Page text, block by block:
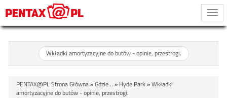
Wkładki amortyzacyjne do butów - opinie, przestrogi.
PENTAX@PL Strona Główna»Gdzie... » Hyde Park»Wkładki
amortyzacyjne do butów - opinie, przestrogi.